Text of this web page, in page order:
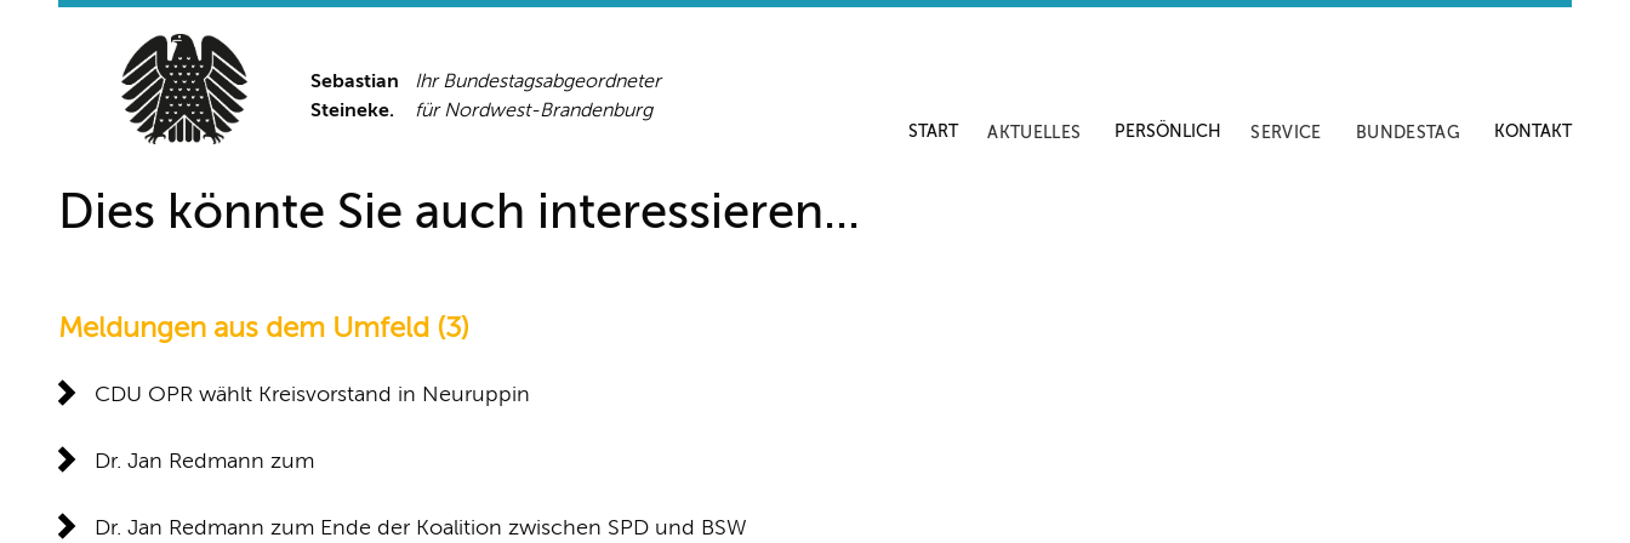
Sebastian
Steineke.
Ihr Bundestagsabgeordneter
für Nordwest-Brandenburg
START AKTUELLES PERSÖNLICH SERVICE BUNDESTAG KONTAKT
Dies könnte Sie auch interessieren...
Meldungen aus dem Umfeld (3)
CDU OPR wählt Kreisvorstand in Neuruppin
Dr. Jan Redmann zum
Dr. Jan Redmann zum Ende der Koalition zwischen SPD und BSW